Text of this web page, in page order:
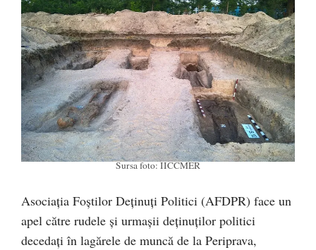
Sursa foto: IICCMER
Asociația Foștilor Deținuți Politici (AFDPR) face un
apel către rudele și urmașii deținuților politici
decedați în lagărele de muncă de la Periprava,